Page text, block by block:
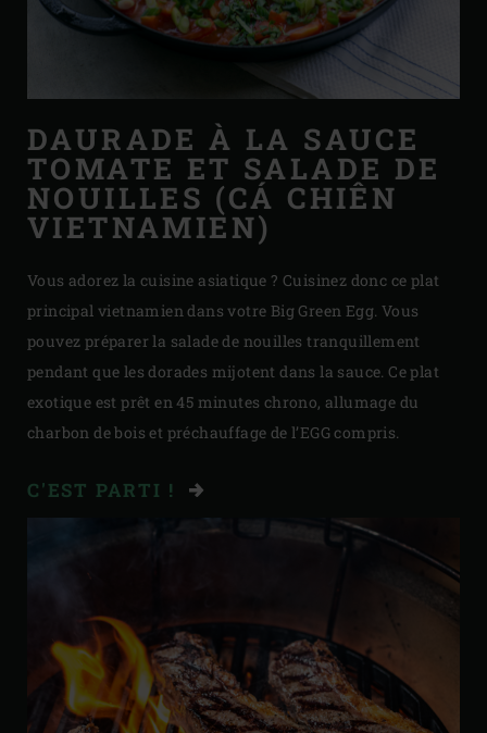
DAURADE À LA SAUCE
TOMATE ET SALADE DE
NOUILLES (CÁ CHIÊN
VIETNAMIEN)
Vous adorez la cuisine asiatique ? Cuisinez donc ce plat
principal vietnamien dans votre Big Green Egg. Vous
pouvez préparer la salade de nouilles tranquillement
pendant que les dorades mijotent dans la sauce. Ce plat
exotique est prêt en 45 minutes chrono, allumage du
charbon de bois et préchauffage de l’EGG compris.
C'EST PARTI !